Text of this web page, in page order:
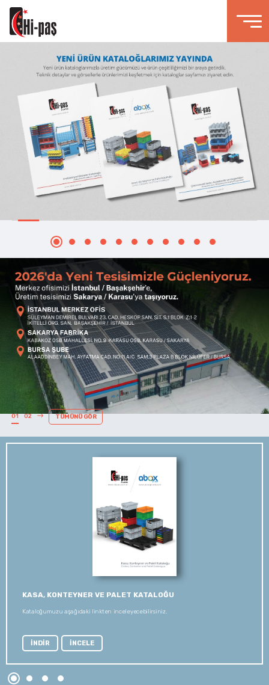
01 02 TÜMÜNÜ GÖR
KASA, KONTEYNER VE PALET KATALOĞU
Kataloğumuzu aşağıdaki linkten inceleyecebilirsiniz.
İNDİR İNCELE